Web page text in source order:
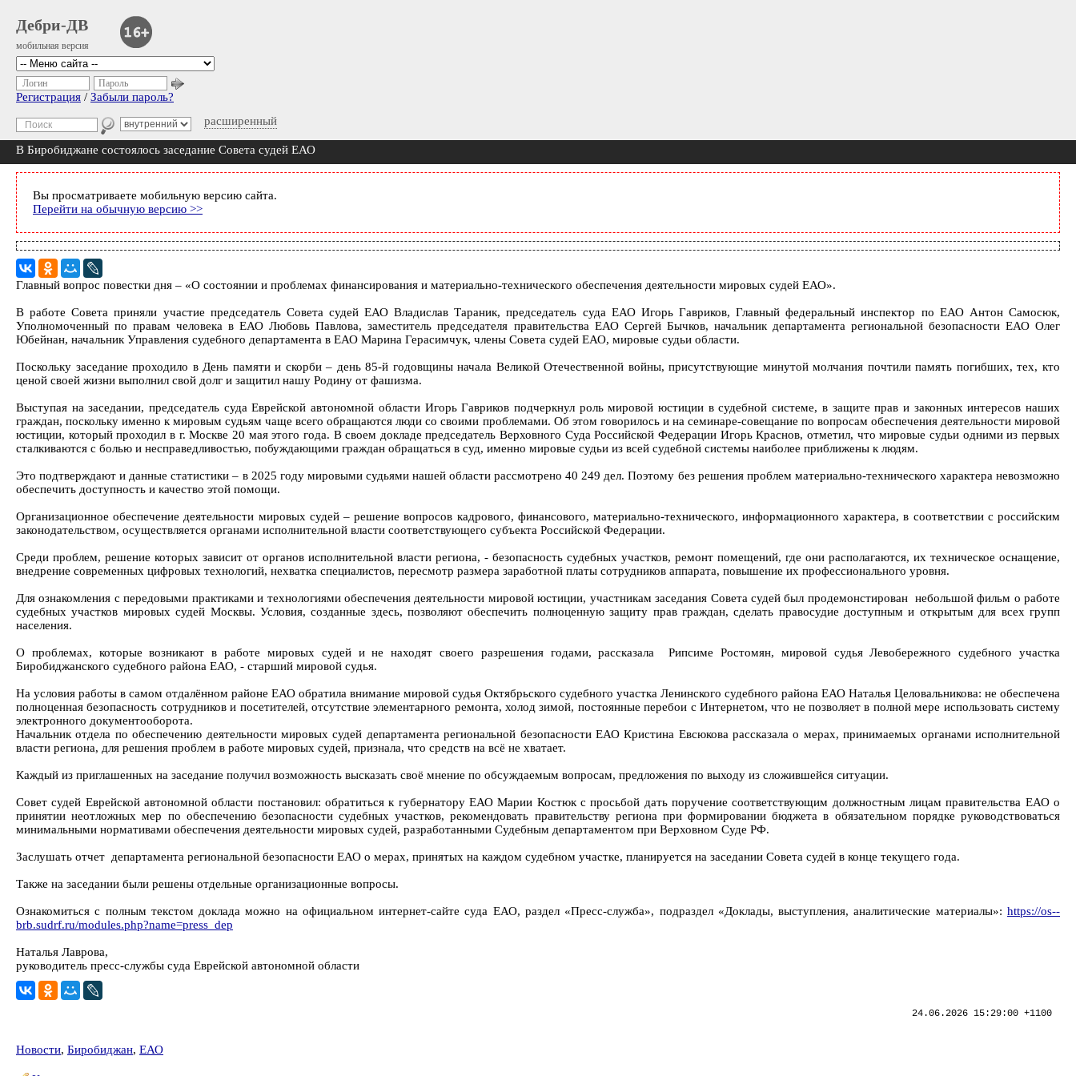
Дебри-ДВ
мобильная версия
расширенный
Логин Пароль
Регистрация / Забыли пароль?
В Биробиджане состоялось заседание Совета судей ЕАО
Вы просматриваете мобильную версию сайта.
Перейти на обычную версию >>
Главный вопрос повестки дня – «О состоянии и проблемах финансирования и материально-технического обеспечения деятельности мировых судей ЕАО».
В работе Совета приняли участие председатель Совета судей ЕАО Владислав Тараник, председатель суда ЕАО Игорь Гавриков, Главный федеральный инспектор по ЕАО Антон Самосюк,
Уполномоченный по правам человека в ЕАО Любовь Павлова, заместитель председателя правительства ЕАО Сергей Бычков, начальник департамента региональной безопасности ЕАО Олег
Юбейнан, начальник Управления судебного департамента в ЕАО Марина Герасимчук, члены Совета судей ЕАО, мировые судьи области.
Поскольку заседание проходило в День памяти и скорби – день 85-й годовщины начала Великой Отечественной войны, присутствующие минутой молчания почтили память погибших, тех, кто
ценой своей жизни выполнил свой долг и защитил нашу Родину от фашизма.
Выступая на заседании, председатель суда Еврейской автономной области Игорь Гавриков подчеркнул роль мировой юстиции в судебной системе, в защите прав и законных интересов наших
граждан, поскольку именно к мировым судьям чаще всего обращаются люди со своими проблемами. Об этом говорилось и на семинаре-совещание по вопросам обеспечения деятельности мировой
юстиции, который проходил в г. Москве 20 мая этого года. В своем докладе председатель Верховного Суда Российской Федерации Игорь Краснов, отметил, что мировые судьи одними из первых
сталкиваются с болью и несправедливостью, побуждающими граждан обращаться в суд, именно мировые судьи из всей судебной системы наиболее приближены к людям.
Это подтверждают и данные статистики – в 2025 году мировыми судьями нашей области рассмотрено 40 249 дел. Поэтому без решения проблем материально-технического характера невозможно
обеспечить доступность и качество этой помощи.
Организационное обеспечение деятельности мировых судей – решение вопросов кадрового, финансового, материально-технического, информационного характера, в соответствии с российским
законодательством, осуществляется органами исполнительной власти соответствующего субъекта Российской Федерации.
Среди проблем, решение которых зависит от органов исполнительной власти региона, - безопасность судебных участков, ремонт помещений, где они располагаются, их техническое оснащение,
внедрение современных цифровых технологий, нехватка специалистов, пересмотр размера заработной платы сотрудников аппарата, повышение их профессионального уровня.
Для ознакомления с передовыми практиками и технологиями обеспечения деятельности мировой юстиции, участникам заседания Совета судей был продемонстирован небольшой фильм о работе
судебных участков мировых судей Москвы. Условия, созданные здесь, позволяют обеспечить полноценную защиту прав граждан, сделать правосудие доступным и открытым для всех групп
населения.
О проблемах, которые возникают в работе мировых судей и не находят своего разрешения годами, рассказала Рипсиме Ростомян, мировой судья Левобережного судебного участка
Биробиджанского судебного района ЕАО, - старший мировой судья.
На условия работы в самом отдалённом районе ЕАО обратила внимание мировой судья Октябрьского судебного участка Ленинского судебного района ЕАО Наталья Целовальникова: не обеспечена
полноценная безопасность сотрудников и посетителей, отсутствие элементарного ремонта, холод зимой, постоянные перебои с Интернетом, что не позволяет в полной мере использовать систему
электронного документооборота.
Начальник отдела по обеспечению деятельности мировых судей департамента региональной безопасности ЕАО Кристина Евсюкова рассказала о мерах, принимаемых органами исполнительной
власти региона, для решения проблем в работе мировых судей, признала, что средств на всё не хватает.
Каждый из приглашенных на заседание получил возможность высказать своё мнение по обсуждаемым вопросам, предложения по выходу из сложившейся ситуации.
Совет судей Еврейской автономной области постановил: обратиться к губернатору ЕАО Марии Костюк с просьбой дать поручение соответствующим должностным лицам правительства ЕАО о
принятии неотложных мер по обеспечению безопасности судебных участков, рекомендовать правительству региона при формировании бюджета в обязательном порядке руководствоваться
минимальными нормативами обеспечения деятельности мировых судей, разработанными Судебным департаментом при Верховном Суде РФ.
Заслушать отчет департамента региональной безопасности ЕАО о мерах, принятых на каждом судебном участке, планируется на заседании Совета судей в конце текущего года.
Также на заседании были решены отдельные организационные вопросы.
Ознакомиться с полным текстом доклада можно на официальном интернет-сайте суда ЕАО, раздел «Пресс-служба», подраздел «Доклады, выступления, аналитические материалы»: https://os--
brb.sudrf.ru/modules.php?name=press_dep
Наталья Лаврова,
руководитель пресс-службы суда Еврейской автономной области
24.06.2026 15:29:00 +1100
Новости, Биробиджан, ЕАО